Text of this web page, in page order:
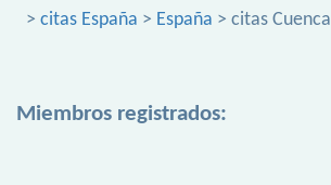
> citas España > España > citas Cuenca
Miembros registrados: